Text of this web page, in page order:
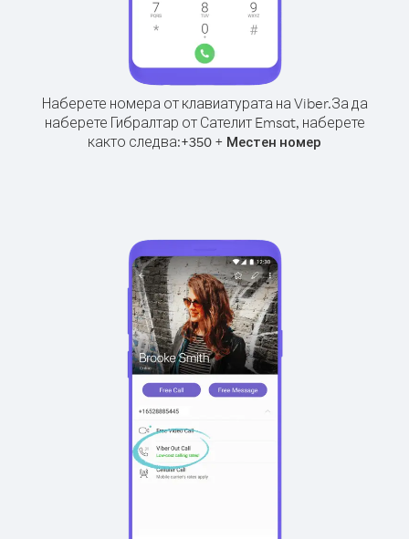
Наберете номера от клавиатурата на Viber.За да
наберете Гибралтар от Сателит Emsat, наберете
както следва:+350 + Местен номер